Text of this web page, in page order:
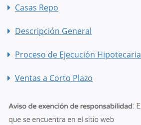
Casas Repo
Descripción General
Proceso de Ejecución Hipotecaria
Ventas a Corto Plazo